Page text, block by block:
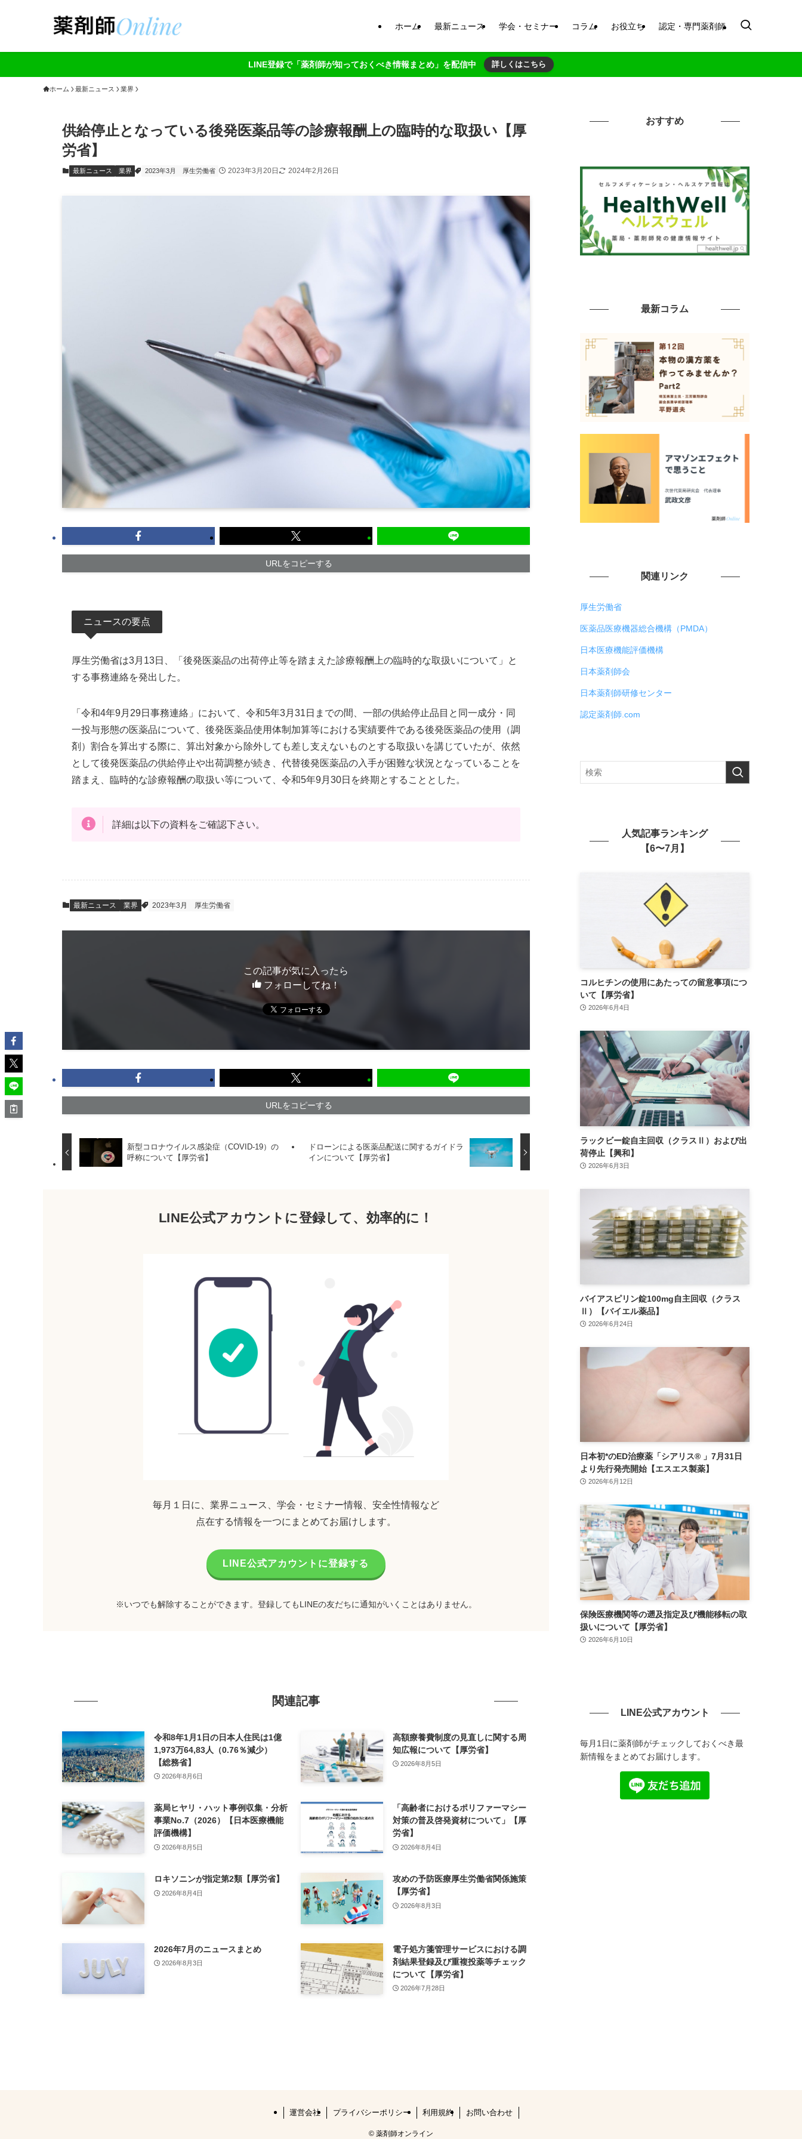
ホーム 最新ニュース 学会・セミナー コラム お役立ち 認定・専門薬剤師
LINE登録で「薬剤師が知っておくべき情報まとめ」を配信中 詳しくはこちら
ホーム 最新ニュース 業界
供給停止となっている後発医薬品等の診療報酬上の臨時的な取扱い【厚
労省】
最新ニュース 業界 2023年3月 厚生労働省 2023年3月20日 2024年2月26日
URLをコピーする
ニュースの要点
厚生労働省は3月13日、「後発医薬品の出荷停止等を踏まえた診療報酬上の臨時的な取扱いについて」と
する事務連絡を発出した。
「令和4年9月29日事務連絡」において、令和5年3月31日までの間、一部の供給停止品目と同一成分・同
一投与形態の医薬品について、後発医薬品使用体制加算等における実績要件である後発医薬品の使用（調
剤）割合を算出する際に、算出対象から除外しても差し支えないものとする取扱いを講じていたが、依然
として後発医薬品の供給停止や出荷調整が続き、代替後発医薬品の入手が困難な状況となっていることを
踏まえ、臨時的な診療報酬の取扱い等について、令和5年9月30日を終期とすることとした。
詳細は以下の資料をご確認下さい。
最新ニュース 業界 2023年3月 厚生労働省
この記事が気に入ったら
フォローしてね！
URLをコピーする
新型コロナウイルス感染症（COVID-19）の
呼称について【厚労省】
ドローンによる医薬品配送に関するガイドラ
インについて【厚労省】
LINE公式アカウントに登録して、効率的に！
毎月１日に、業界ニュース、学会・セミナー情報、安全性情報など
点在する情報を一つにまとめてお届けします。
LINE公式アカウントに登録する
※いつでも解除することができます。登録してもLINEの友だちに通知がいくことはありません。
関連記事
令和8年1月1日の日本人住民は1億
1,973万64,83人（0.76％減少）
【総務省】
2026年8月6日
高額療養費制度の見直しに関する周
知広報について【厚労省】
2026年8月5日
薬局ヒヤリ・ハット事例収集・分析
事業No.7（2026）【日本医療機能
評価機構】
2026年8月5日
「高齢者におけるポリファーマシー
対策の普及啓発資材について」【厚
労省】
2026年8月4日
ロキソニンが指定第2類【厚労省】
2026年8月4日
攻めの予防医療厚生労働省関係施策
【厚労省】
2026年8月3日
2026年7月のニュースまとめ
2026年8月3日
電子処方箋管理サービスにおける調
剤結果登録及び重複投薬等チェック
について【厚労省】
2026年7月28日
おすすめ
最新コラム
関連リンク
厚生労働省
医薬品医療機器総合機構（PMDA）
日本医療機能評価機構
日本薬剤師会
日本薬剤師研修センター
認定薬剤師.com
人気記事ランキング
【6〜7月】
コルヒチンの使用にあたっての留意事項につ
いて【厚労省】
2026年6月4日
ラックビー錠自主回収（クラスⅡ）および出
荷停止【興和】
2026年6月3日
バイアスピリン錠100mg自主回収（クラス
Ⅱ）【バイエル薬品】
2026年6月24日
日本初*のED治療薬「シアリス® 」7月31日
より先行発売開始【エスエス製薬】
2026年6月12日
保険医療機関等の遡及指定及び機能移転の取
扱いについて【厚労省】
2026年6月10日
LINE公式アカウント
毎月1日に薬剤師がチェックしておくべき最
新情報をまとめてお届けします。
運営会社 プライバシーポリシー 利用規約 お問い合わせ
© 薬剤師オンライン